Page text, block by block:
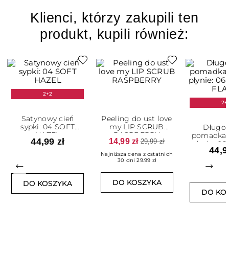
Klienci, którzy zakupili ten
produkt, kupili również:
2+2
Satynowy cień
sypki: 04 SOFT
HAZEL
44,99 zł
DO KOSZYKA
Peeling do ust love
my LIP SCRUB
RASPBERRY
14,99 zł 29,99 zł
Najniższa cena z ostatnich
30 dni 29.99 zł
DO KOSZYKA
pomadka
płynie:
DO